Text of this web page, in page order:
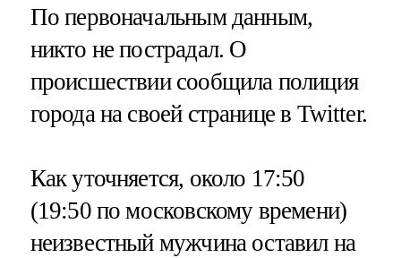
По первоначальным данным,
никто не пострадал. О
происшествии сообщила полиция
города на своей странице в Twitter.
Как уточняется, около 17:50
(19:50 по московскому времени)
неизвестный мужчина оставил на